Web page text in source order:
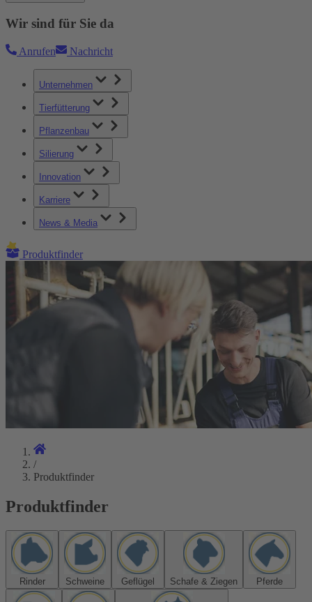
Wir sind für Sie da
Anrufen Nachricht
Unternehmen
Tierfütterung
Pflanzenbau
Silierung
Innovation
Karriere
News & Media
Produktfinder
/
Produktfinder
Produktfinder
Rinder Schweine Geflügel Schafe & Ziegen Pferde